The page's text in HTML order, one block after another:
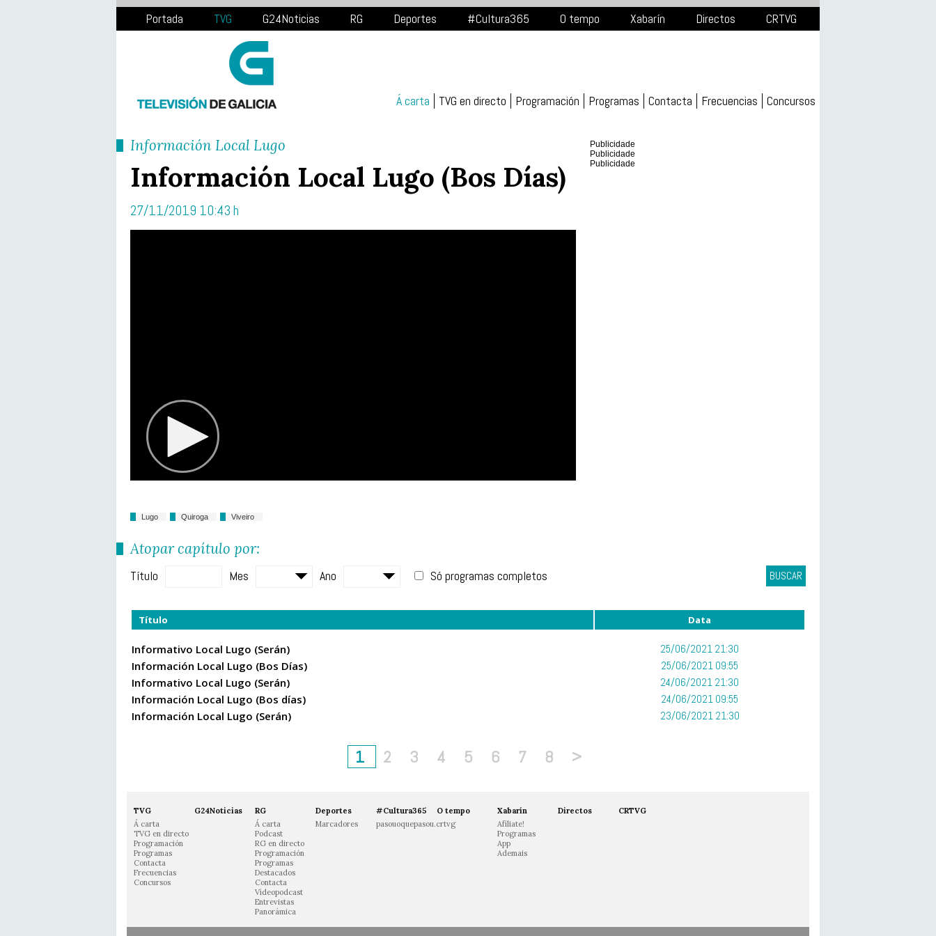
Portada TVG G24Noticias RG Deportes #Cultura365 O tempo Xabarín Directos CRTVG
Á carta TVG en directo Programación Programas Contacta Frecuencias Concursos
Información Local Lugo
Información Local Lugo (Bos Días)
27/11/2019 10:43 h
Lugo Quiroga Viveiro
Publicidade
Publicidade
Publicidade
Atopar capítulo por:
Título Mes Ano Só programas completos BUSCAR
Título Data
Informativo Local Lugo (Serán) 25/06/2021 21:30
Información Local Lugo (Bos Días) 25/06/2021 09:55
Informativo Local Lugo (Serán) 24/06/2021 21:30
Información Local Lugo (Bos días) 24/06/2021 09:55
Información Local Lugo (Serán) 23/06/2021 21:30
1 2 3 4 5 6 7 8 >
TVG
Á carta
TVG en directo
Programación
Programas
Contacta
Frecuencias
Concursos
G24Noticias
RG
Á carta
Podcast
RG en directo
Programación
Programas
Destacados
Contacta
Vídeopodcast
Entrevistas
Panorámica
Deportes
Marcadores
#Cultura365
pasouoquepasou.crtvg
O tempo
Xabarín
Afíliate!
Programas
App
Ademais
Directos CRTVG